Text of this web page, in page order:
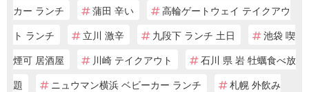
カー ランチ
蒲田 辛い
高輪ゲートウェイ テイクアウ
ト ランチ
立川 激辛 九段下 ランチ 土日
池袋 喫
煙可 居酒屋
川崎 テイクアウト
石川 県 岩 牡蠣食べ放
題
ニュウマン横浜 ベビーカー ランチ
札幌 外飲み